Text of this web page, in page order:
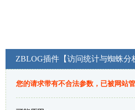
ZBLOG插件【访问统计与蜘蛛分
您的请求带有不合法参数，已被网站